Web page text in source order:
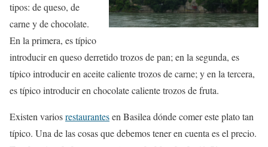
tipos: de queso, de
carne y de chocolate.
En la primera, es típico
introducir en queso derretido trozos de pan; en la segunda, es
típico introducir en aceite caliente trozos de carne; y en la tercera,
es típico introducir en chocolate caliente trozos de fruta.
Existen variosrestaurantesen Basilea dónde comer este plato tan
típico. Una de las cosas que debemos tener en cuenta es el precio.